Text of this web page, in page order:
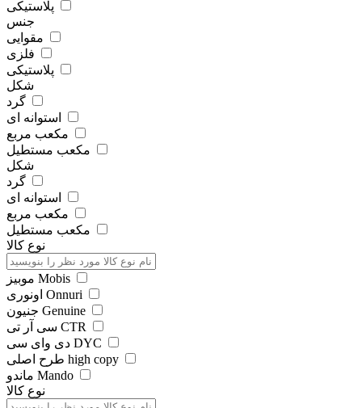
جنس
شکل
شکل
نوع کالا
موبیز Mobis
اونوری Onnuri
جنیون Genuine
سی آر تی CTR
دی وای سی DYC
طرح اصلی high copy
ماندو Mando
نوع کالا